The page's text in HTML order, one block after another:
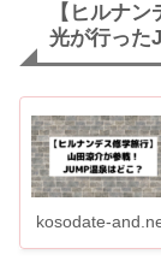
【ヒルナ
光が行った
kosodate-